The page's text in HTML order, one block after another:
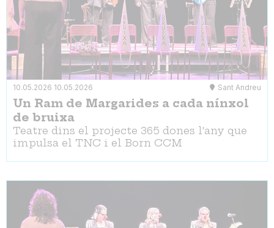
10.05.2026 10.05.2026 Sant Andreu
Un Ram de Margarides a cada nínxol
de bruixa
Teatre dins el projecte 365 dones l'any que
impulsa el TNC i el Born CCM